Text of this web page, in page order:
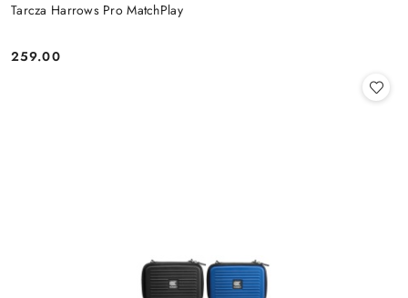
Tarcza Harrows Pro MatchPlay
Cena:
259.00